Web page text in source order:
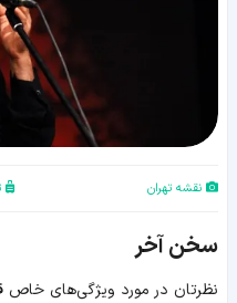
نقشه تهران
سخن آخر
نظرتان در مورد ویژگی‌های خاص